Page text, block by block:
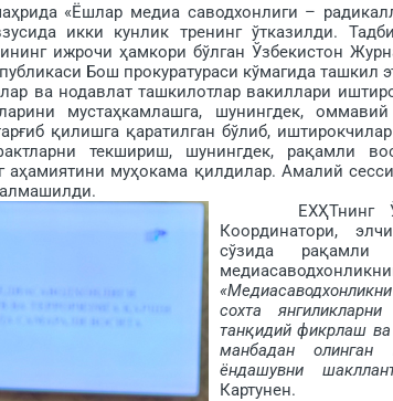
«Ёшлар медиа саводхонлиги –
икки кунлик тренинг ўтказилди.
ижрочи ҳамкори бўлган Ўзбекистон
Бош прокуратураси кўмагида ташкил
ва нодавлат ташкилотлар вакиллари
мустаҳкамлашга, шунингдек,
қилишга қаратилган бўлиб,
текшириш, шунингдек, рақамли
аҳамиятини муҳокама қилдилар. Амалий
ЕХҲТнинг
Координатори,
сўзида рақамли
сохта
танқидий фикрлаш
манбадан олинган
ёндашувни
Картунен.